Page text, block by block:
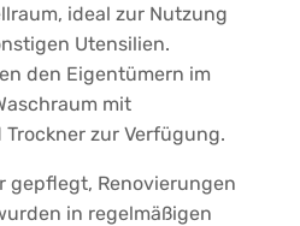
ideal zur Nutzung
Utensilien.
den Eigentümern im
mit
zur Verfügung.
gepflegt, Renovierungen
in regelmäßigen